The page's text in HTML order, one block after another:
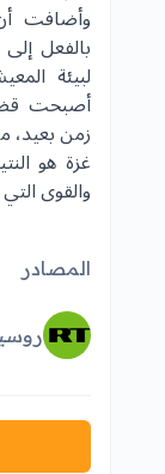
وأضافت
بالفعل
لبيئة
أصبحت
زمن بعيد،
غزة هو
والقوى
المصادر